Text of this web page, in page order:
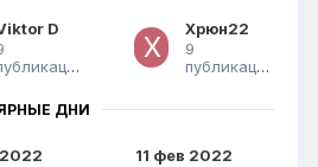
D
публикаций
Xpюн22
9
публикаций
ДНИ
11 фев 2022